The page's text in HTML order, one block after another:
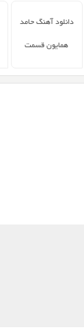
دانلود آهنگ حامد
همایون قسمت